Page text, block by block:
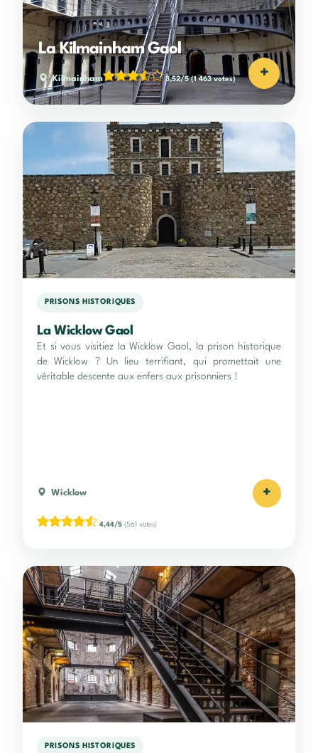
La Kilmainham Gaol
Kilmainham 3,52/5(1 463 votes) +
PRISONS HISTORIQUES
La Wicklow Gaol
Et si vous visitiez la Wicklow Gaol, la prison historique
de Wicklow ? Un lieu terrifiant, qui promettait une
véritable descente aux enfers aux prisonniers !
Wicklow +
4,44/5 (561 votes)
PRISONS HISTORIQUES